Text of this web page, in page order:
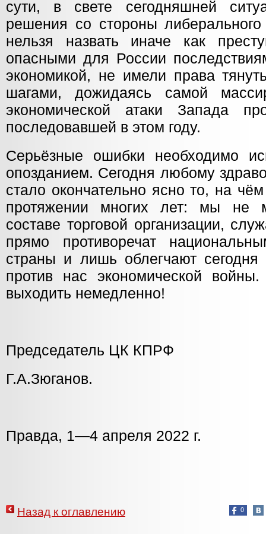
сути, в свете сегодняшней
решения со стороны либерального
нельзя назвать иначе как
опасными для России
экономикой, не имели права
шагами, дожидаясь самой
экономической атаки Запада
последовавшей в этом году.
Серьёзные ошибки необходимо
опозданием. Сегодня любому
стало окончательно ясно то, на
протяжении многих лет: мы не
составе торговой организации,
прямо противоречат
страны и лишь облегчают сегодня
против нас экономической
выходить немедленно!
Председатель ЦК КПРФ
Г.А.Зюганов.
Правда, 1—4 апреля 2022 г.
0
Назад к оглавлению